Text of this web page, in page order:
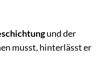
und der
musst, hinterlässt er